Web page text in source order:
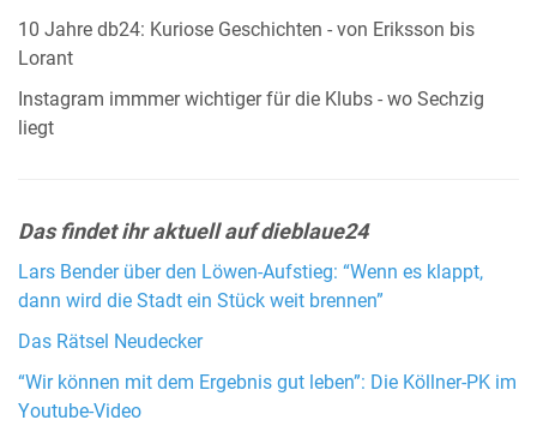
10 Jahre db24: Kuriose Geschichten - von Eriksson bis
Lorant
Instagram immmer wichtiger für die Klubs - wo Sechzig
liegt
Das findet ihr aktuell auf dieblaue24
Lars Bender über den Löwen-Aufstieg: “Wenn es klappt,
dann wird die Stadt ein Stück weit brennen”
Das Rätsel Neudecker
“Wir können mit dem Ergebnis gut leben”: Die Köllner-PK im
Youtube-Video